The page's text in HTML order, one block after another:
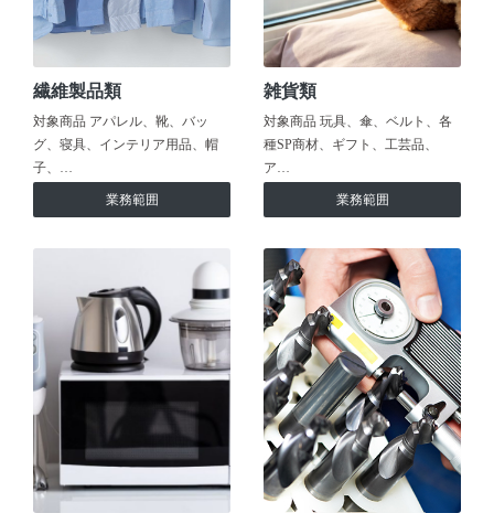
繊維製品類
対象商品 アパレル、靴、バッ
グ、寝具、インテリア用品、帽
子、…
業務範囲
雑貨類
対象商品 玩具、傘、ベルト、各
種SP商材、ギフト、工芸品、
ア…
業務範囲